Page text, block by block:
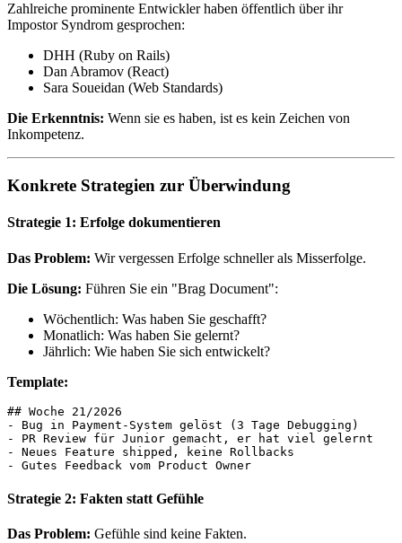
Zahlreiche prominente Entwickler haben öffentlich über ihr
Impostor Syndrom gesprochen:
DHH (Ruby on Rails)
Dan Abramov (React)
Sara Soueidan (Web Standards)
Die Erkenntnis: Wenn sie es haben, ist es kein Zeichen von
Inkompetenz.
Konkrete Strategien zur Überwindung
Strategie 1: Erfolge dokumentieren
Das Problem: Wir vergessen Erfolge schneller als Misserfolge.
Die Lösung: Führen Sie ein "Brag Document":
Wöchentlich: Was haben Sie geschafft?
Monatlich: Was haben Sie gelernt?
Jährlich: Wie haben Sie sich entwickelt?
Template:
## Woche 21/2026
- Bug in Payment-System gelöst (3 Tage Debugging)
- PR Review für Junior gemacht, er hat viel gelernt
- Neues Feature shipped, keine Rollbacks
Strategie 2: Fakten statt Gefühle
Das Problem: Gefühle sind keine Fakten.